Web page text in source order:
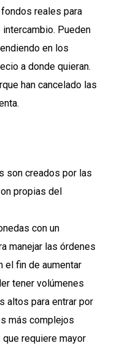
reales para
Pueden
en los
a donde quieran.
han cancelado las
son creados por las
propias del
con un
manejar las órdenes
el fin de aumentar
tener volúmenes
altos para entrar por
más complejos
requiere mayor